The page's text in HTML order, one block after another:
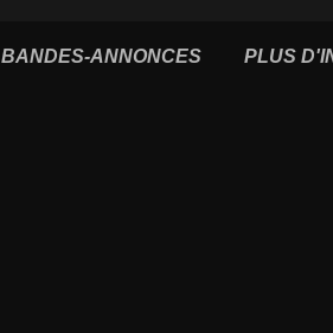
BANDES-ANNONCES PLUS